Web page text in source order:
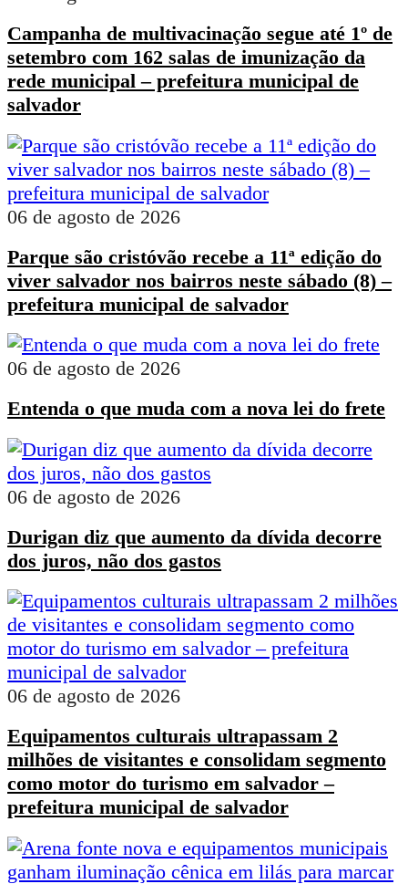
Campanha de multivacinação segue até 1º de
setembro com 162 salas de imunização da
rede municipal – prefeitura municipal de
salvador
06 de agosto de 2026
Parque são cristóvão recebe a 11ª edição do
viver salvador nos bairros neste sábado (8) –
prefeitura municipal de salvador
06 de agosto de 2026
Entenda o que muda com a nova lei do frete
06 de agosto de 2026
Durigan diz que aumento da dívida decorre
dos juros, não dos gastos
06 de agosto de 2026
Equipamentos culturais ultrapassam 2
milhões de visitantes e consolidam segmento
como motor do turismo em salvador –
prefeitura municipal de salvador